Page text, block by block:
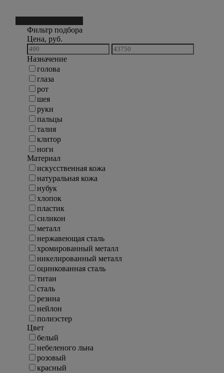
Фильтр подбора
Цена, руб.
Назначение
голова
глаза
рот
шея
руки
пальцы
талия
клитор
ноги
Материал
искусственная кожа
натуральная кожа
нубук
хлопок
пластик
силикон
металл
нержавеющая сталь
хромированный металл
никелированный металл
оцинкованная сталь
титан
сталь
резина
нейлон
полиэстер
Цвет
белый
небеленого льна
розовый
красный